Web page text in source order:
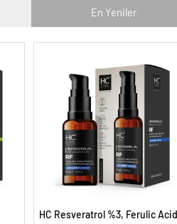
En Yeniler
HC Resveratrol %3, Ferulic Acid